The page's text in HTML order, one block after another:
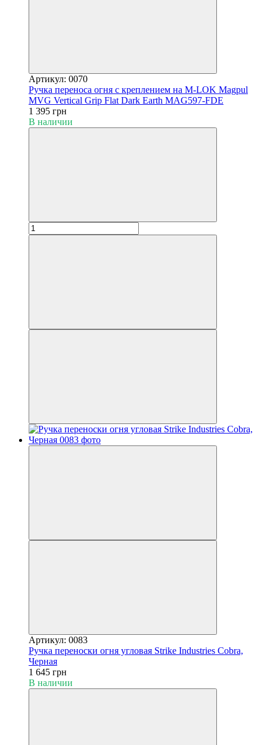
Артикул: 0070
Ручка переноса огня с креплением на M-LOK Magpul
MVG Vertical Grip Flat Dark Earth MAG597-FDE
1 395 грн
В наличии
Артикул: 0083
Ручка переноски огня угловая Strike Industries Cobra,
Черная
1 645 грн
В наличии